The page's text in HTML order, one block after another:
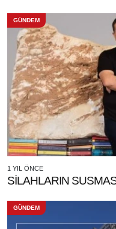
GÜNDEM
1 YIL ÖNCE
SİLAHLARIN
GÜNDEM